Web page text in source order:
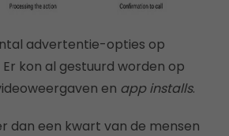
advertentie-opties op
kon al gestuurd worden op
en app installs.
dan een kwart van de mensen